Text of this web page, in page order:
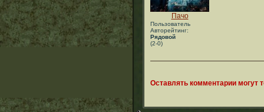
Пачо
Пользователь
Авторейтинг:
Рядовой
(2-0)
Оставлять комментарии могут